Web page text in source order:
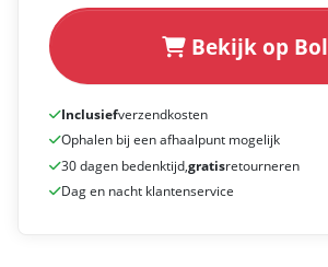
Bekijk op Bol
Inclusiefverzendkosten
Ophalen bij een afhaalpunt mogelijk
30 dagen bedenktijd,gratisretourneren
Dag en nacht klantenservice